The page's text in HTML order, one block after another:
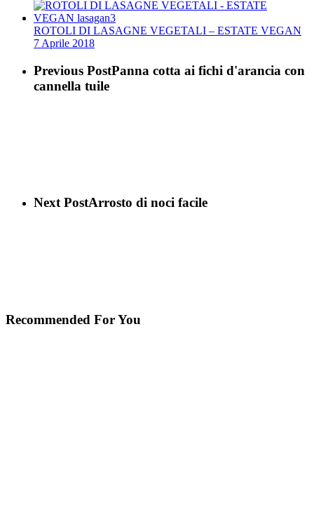
ROTOLI DI LASAGNE VEGETALI – ESTATE VEGAN
7 Aprile 2018
Previous PostPanna cotta ai fichi d'arancia con
cannella tuile
Next PostArrosto di noci facile
Recommended For You